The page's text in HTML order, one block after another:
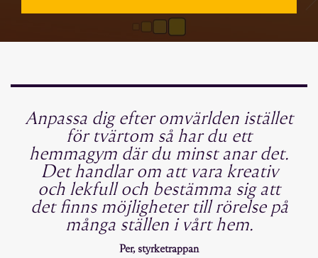
Anpassa dig efter omvärlden istället
för tvärtom så har du ett
hemmagym där du minst anar det.
Det handlar om att vara kreativ
och lekfull och bestämma sig att
det finns möjligheter till rörelse på
många ställen i vårt hem.
Per, styrketrappan